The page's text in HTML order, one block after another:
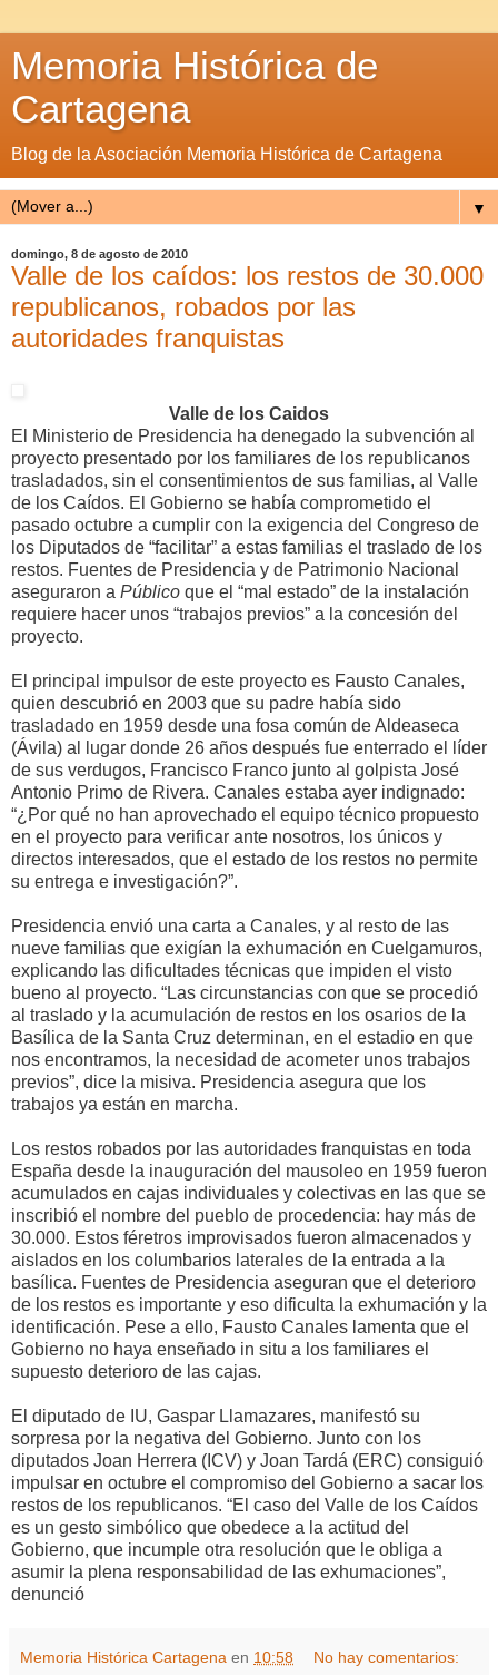
Memoria Histórica de
Cartagena
Blog de la Asociación Memoria Histórica de Cartagena
▼
domingo, 8 de agosto de 2010
Valle de los caídos: los restos de 30.000
republicanos, robados por las
autoridades franquistas
Valle de los Caidos
El Ministerio de Presidencia ha denegado la subvención al
proyecto presentado por los familiares de los republicanos
trasladados, sin el consentimientos de sus familias, al Valle
de los Caídos. El Gobierno se había comprometido el
pasado octubre a cumplir con la exigencia del Congreso de
los Diputados de “facilitar” a estas familias el traslado de los
restos. Fuentes de Presidencia y de Patrimonio Nacional
aseguraron a Público que el “mal estado” de la instalación
requiere hacer unos “trabajos previos” a la concesión del
proyecto.
El principal impulsor de este proyecto es Fausto Canales,
quien descubrió en 2003 que su padre había sido
trasladado en 1959 desde una fosa común de Aldeaseca
(Ávila) al lugar donde 26 años después fue enterrado el líder
de sus verdugos, Francisco Franco junto al golpista José
Antonio Primo de Rivera. Canales estaba ayer indignado:
“¿Por qué no han aprovechado el equipo técnico propuesto
en el proyecto para verificar ante nosotros, los únicos y
directos interesados, que el estado de los restos no permite
su entrega e investigación?”.
Presidencia envió una carta a Canales, y al resto de las
nueve familias que exigían la exhumación en Cuelgamuros,
explicando las dificultades técnicas que impiden el visto
bueno al proyecto. “Las circunstancias con que se procedió
al traslado y la acumulación de restos en los osarios de la
Basílica de la Santa Cruz determinan, en el estadio en que
nos encontramos, la necesidad de acometer unos trabajos
previos”, dice la misiva. Presidencia asegura que los
trabajos ya están en marcha.
Los restos robados por las autoridades franquistas en toda
España desde la inauguración del mausoleo en 1959 fueron
acumulados en cajas individuales y colectivas en las que se
inscribió el nombre del pueblo de procedencia: hay más de
30.000. Estos féretros improvisados fueron almacenados y
aislados en los columbarios laterales de la entrada a la
basílica. Fuentes de Presidencia aseguran que el deterioro
de los restos es importante y eso dificulta la exhumación y la
identificación. Pese a ello, Fausto Canales lamenta que el
Gobierno no haya enseñado in situ a los familiares el
supuesto deterioro de las cajas.
El diputado de IU, Gaspar Llamazares, manifestó su
sorpresa por la negativa del Gobierno. Junto con los
diputados Joan Herrera (ICV) y Joan Tardá (ERC) consiguió
impulsar en octubre el compromiso del Gobierno a sacar los
restos de los republicanos. “El caso del Valle de los Caídos
es un gesto simbólico que obedece a la actitud del
Gobierno, que incumple otra resolución que le obliga a
asumir la plena responsabilidad de las exhumaciones”,
denunció
Memoria Histórica Cartagena en 10:58 No hay comentarios: